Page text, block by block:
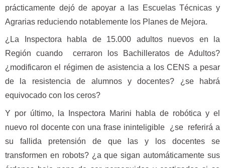
prácticamente dejó de apoyar a las Escuelas Técnicas y
Agrarias reduciendo notablemente los Planes de Mejora.
¿La Inspectora habla de 15.000 adultos nuevos en la
Región cuando cerraron los Bachilleratos de Adultos?
¿modificaron el régimen de asistencia a los CENS a pesar
de la resistencia de alumnos y docentes? ¿se habrá
equivocado con los ceros?
Y por último, la Inspectora Marini habla de robótica y el
nuevo rol docente con una frase ininteligible ¿se referirá a
su fallida pretensión de que las y los docentes se
transformen en robots? ¿a que sigan automáticamente sus